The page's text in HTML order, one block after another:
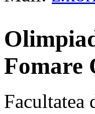
Fomare
Facultatea